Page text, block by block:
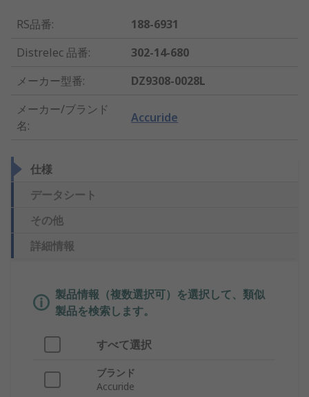
RS品番:
188-6931
Distrelec 品番:
302-14-680
メーカー型番:
DZ9308-0028L
メーカー/ブランド
名:
Accuride
仕様
データシート
その他
詳細情報
製品情報（複数選択可）を選択して、類似
製品を検索します。
すべて選択
ブランド
Accuride